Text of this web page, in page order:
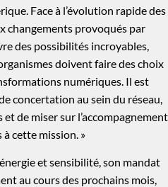
Face à l’évolution rapide des
changements provoqués par
des possibilités incroyables,
doivent faire des choix
numériques. Il est
concertation au sein du réseau,
de miser sur l’accompagnement
à cette mission. »
et sensibilité, son mandat
au cours des prochains mois,